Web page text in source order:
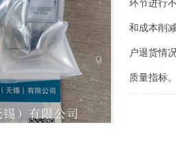
环节进行
和成本削
户退货情
质量指标